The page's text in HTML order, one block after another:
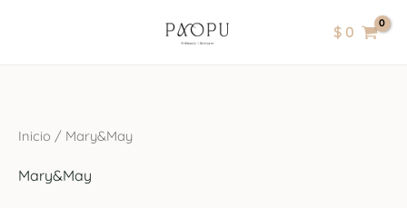
$0
Inicio / Mary&May
Mary&May
por
popularidad